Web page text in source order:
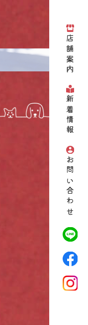
店舗案内
新着情報
お問い合わせ